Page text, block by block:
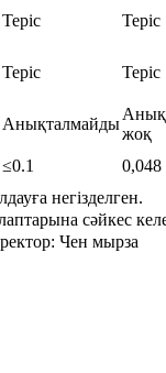
Теріс Теріс
Теріс Теріс
Анықталмайды
жоқ
≤0.1
0,048
негізделген.
сәйкес
Чен мырза